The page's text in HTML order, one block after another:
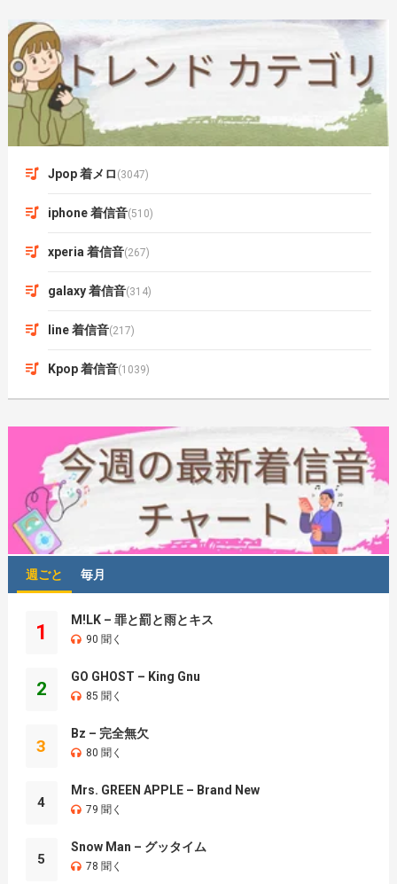
Jpop 着メロ (3047)
iphone 着信音(510)
xperia 着信音(267)
galaxy 着信音(314)
line 着信音(217)
Kpop 着信音(1039)
週ごと 毎月
1
M!LK – 罪と罰と雨とキス
90 聞く
2
GO GHOST – King Gnu
85 聞く
3
Bz – 完全無欠
80 聞く
4
Mrs. GREEN APPLE – Brand New
79 聞く
5
Snow Man – グッタイム
78 聞く